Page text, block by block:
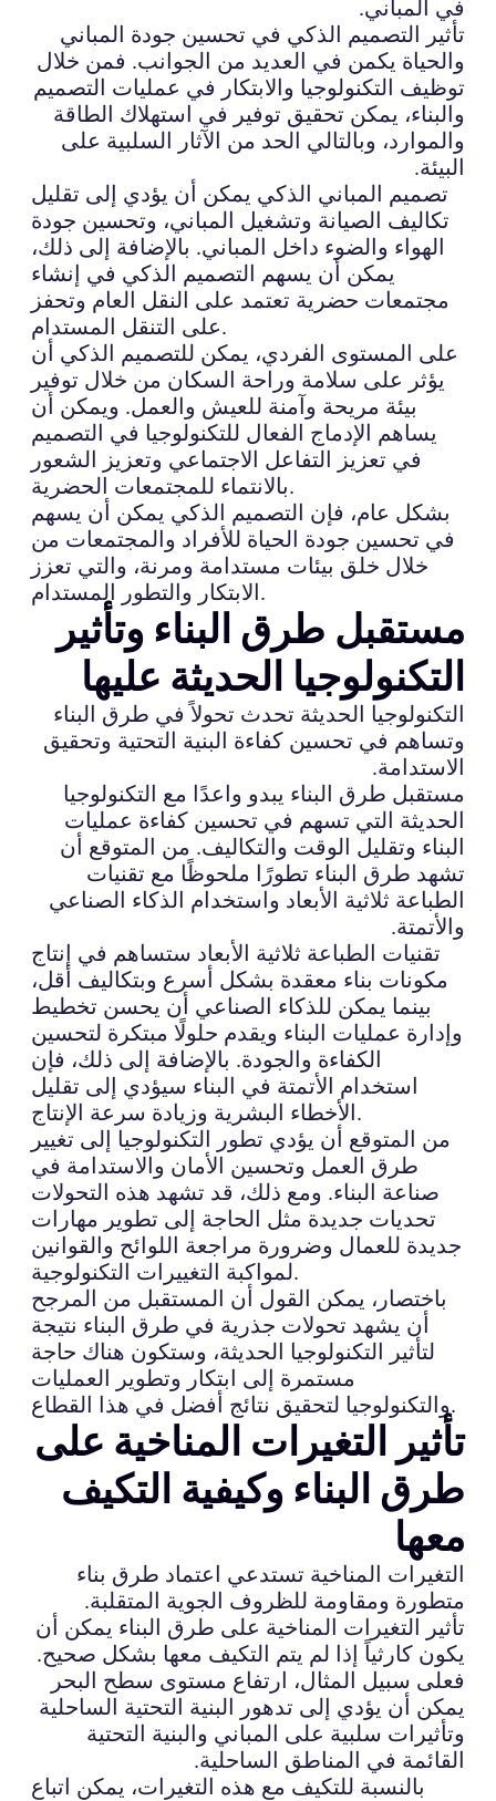
في المباني.
تأثير التصميم الذكي في تحسين جودة المباني
والحياة يكمن في العديد من الجوانب. فمن خلال
توظيف التكنولوجيا والابتكار في عمليات التصميم
والبناء، يمكن تحقيق توفير في استهلاك الطاقة
والموارد، وبالتالي الحد من الآثار السلبية على
البيئة.
تصميم المباني الذكي يمكن أن يؤدي إلى تقليل
تكاليف الصيانة وتشغيل المباني، وتحسين جودة
الهواء والضوء داخل المباني. بالإضافة إلى ذلك،
يمكن أن يسهم التصميم الذكي في إنشاء
مجتمعات حضرية تعتمد على النقل العام وتحفز
على التنقل المستدام.
على المستوى الفردي، يمكن للتصميم الذكي أن
يؤثر على سلامة وراحة السكان من خلال توفير
بيئة مريحة وآمنة للعيش والعمل. ويمكن أن
يساهم الإدماج الفعال للتكنولوجيا في التصميم
في تعزيز التفاعل الاجتماعي وتعزيز الشعور
بالانتماء للمجتمعات الحضرية.
بشكل عام، فإن التصميم الذكي يمكن أن يسهم
في تحسين جودة الحياة للأفراد والمجتمعات من
خلال خلق بيئات مستدامة ومرنة، والتي تعزز
الابتكار والتطور المستدام.
مستقبل طرق البناء وتأثير
التكنولوجيا الحديثة عليها
التكنولوجيا الحديثة تحدث تحولاً في طرق البناء
وتساهم في تحسين كفاءة البنية التحتية وتحقيق
الاستدامة.
مستقبل طرق البناء يبدو واعدًا مع التكنولوجيا
الحديثة التي تسهم في تحسين كفاءة عمليات
البناء وتقليل الوقت والتكاليف. من المتوقع أن
تشهد طرق البناء تطورًا ملحوظًا مع تقنيات
الطباعة ثلاثية الأبعاد واستخدام الذكاء الصناعي
والأتمتة.
تقنيات الطباعة ثلاثية الأبعاد ستساهم في إنتاج
مكونات بناء معقدة بشكل أسرع وبتكاليف أقل،
بينما يمكن للذكاء الصناعي أن يحسن تخطيط
وإدارة عمليات البناء ويقدم حلولًا مبتكرة لتحسين
الكفاءة والجودة. بالإضافة إلى ذلك، فإن
استخدام الأتمتة في البناء سيؤدي إلى تقليل
الأخطاء البشرية وزيادة سرعة الإنتاج.
من المتوقع أن يؤدي تطور التكنولوجيا إلى تغيير
طرق العمل وتحسين الأمان والاستدامة في
صناعة البناء. ومع ذلك، قد تشهد هذه التحولات
تحديات جديدة مثل الحاجة إلى تطوير مهارات
جديدة للعمال وضرورة مراجعة اللوائح والقوانين
لمواكبة التغييرات التكنولوجية.
باختصار، يمكن القول أن المستقبل من المرجح
أن يشهد تحولات جذرية في طرق البناء نتيجة
لتأثير التكنولوجيا الحديثة، وستكون هناك حاجة
مستمرة إلى ابتكار وتطوير العمليات
والتكنولوجيا لتحقيق نتائج أفضل في هذا القطاع.
تأثير التغيرات المناخية على
طرق البناء وكيفية التكيف
معها
التغيرات المناخية تستدعي اعتماد طرق بناء
متطورة ومقاومة للظروف الجوية المتقلبة.
تأثير التغيرات المناخية على طرق البناء يمكن أن
يكون كارثياً إذا لم يتم التكيف معها بشكل صحيح.
فعلى سبيل المثال، ارتفاع مستوى سطح البحر
يمكن أن يؤدي إلى تدهور البنية التحتية الساحلية
وتأثيرات سلبية على المباني والبنية التحتية
القائمة في المناطق الساحلية.
بالنسبة للتكيف مع هذه التغيرات، يمكن اتباع